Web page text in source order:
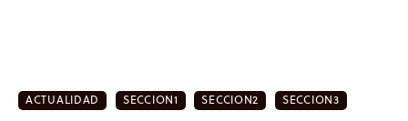
Investigación
ACTUALIDAD SECCION1 SECCION2 SECCION3